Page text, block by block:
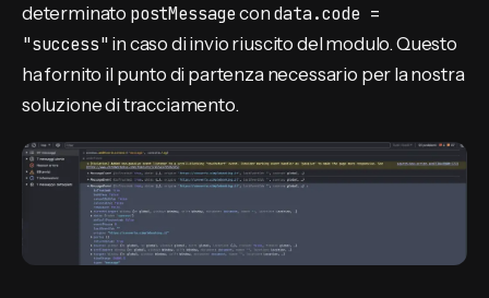
determinato postMessagecon data.code =
"success" in caso di invio riuscito del modulo. Questo
ha fornito il punto di partenza necessario per la nostra
soluzione di tracciamento.